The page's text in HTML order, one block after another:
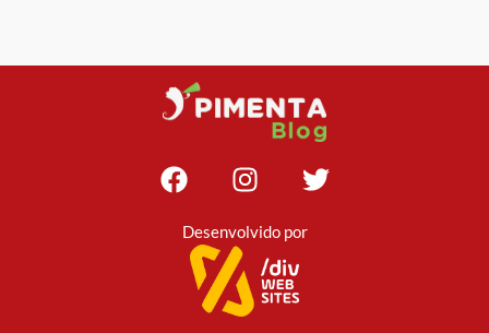
Desenvolvido por